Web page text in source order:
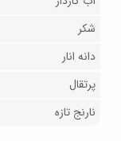
شکر
دانه انار
پرتقال
نارنج تازه